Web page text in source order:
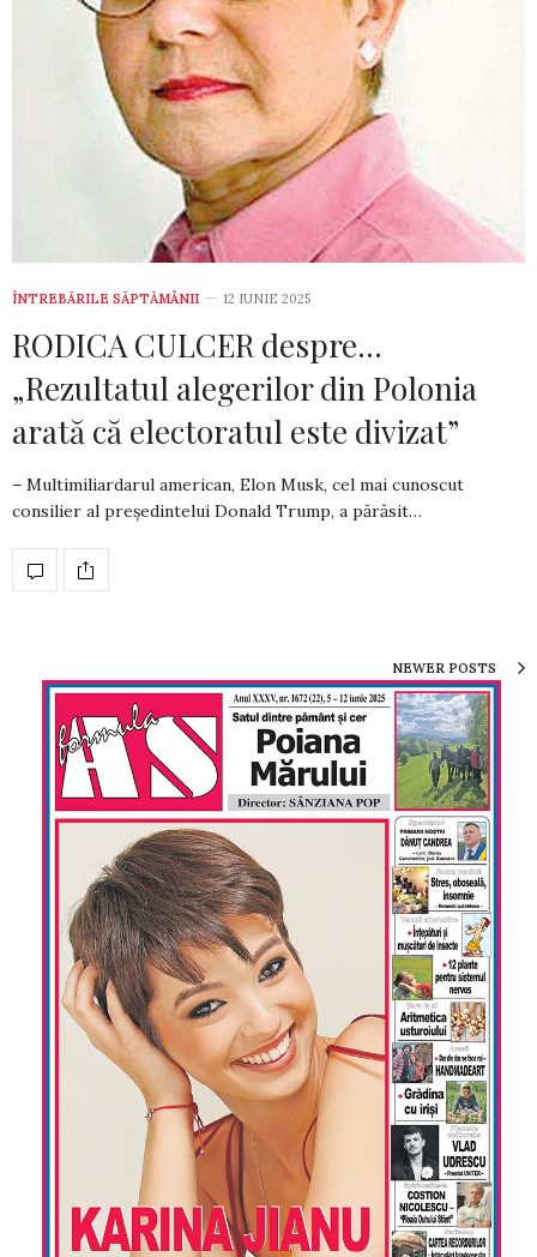
ÎNTREBĂRILE SĂPTĂMÂNII 12 IUNIE 2025
RODICA CULCER despre…
„Rezultatul alegerilor din Polonia
arată că electoratul este divizat”
– Multimiliardarul american, Elon Musk, cel mai cunoscut
consilier al președintelui Donald Trump, a părăsit…
NEWER POSTS